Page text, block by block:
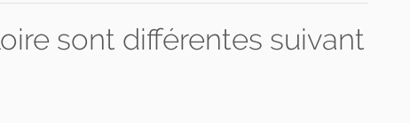
sont différentes suivant